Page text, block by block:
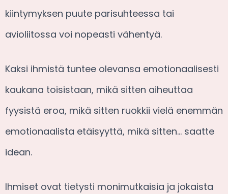
kiintymyksen puute parisuhteessa tai
avioliitossa voi nopeasti vähentyä.
Kaksi ihmistä tuntee olevansa emotionaalisesti
kaukana toisistaan, mikä sitten aiheuttaa
fyysistä eroa, mikä sitten ruokkii vielä enemmän
emotionaalista etäisyyttä, mikä sitten… saatte
idean.
Ihmiset ovat tietysti monimutkaisia ja jokaista